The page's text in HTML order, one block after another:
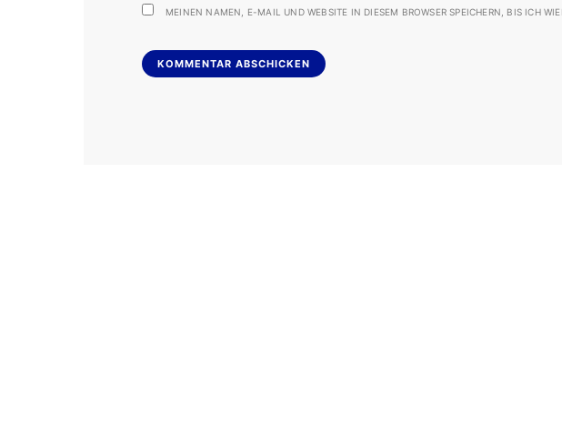
MEINEN NAMEN, E-MAIL UND WEBSITE IN DIESEM BROWSER SPEICHERN, BIS ICH